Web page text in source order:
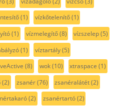
(1) vízkőtelenítő(1)
(1) vízmelegítő(8) vízszelep(5)
(1) víztartály(5)
(8) wok(10) xtraspace (1)
(2) zsanér(76) zsanéralátét(2)
(2) zsanértartó(2)